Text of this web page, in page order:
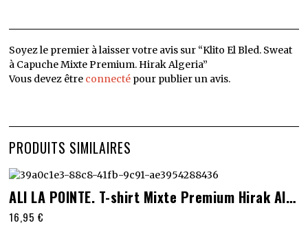
Soyez le premier à laisser votre avis sur “Klito El Bled. Sweat
à Capuche Mixte Premium. Hirak Algeria”
Vous devez être connecté pour publier un avis.
PRODUITS SIMILAIRES
Ce
produit
a
ALI LA POINTE. T-shirt Mixte Premium Hirak Algeria
16,95€